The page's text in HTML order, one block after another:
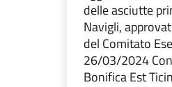
delle asciutte
Navigli,
del Comitato
26/03/2024
Bonifica Est